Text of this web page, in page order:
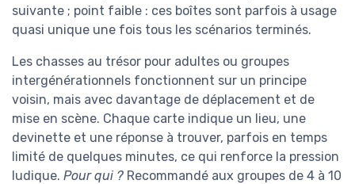
suivante ; point faible : ces boîtes sont parfois à usage
quasi unique une fois tous les scénarios terminés.
Les chasses au trésor pour adultes ou groupes
intergénérationnels fonctionnent sur un principe
voisin, mais avec davantage de déplacement et de
mise en scène. Chaque carte indique un lieu, une
devinette et une réponse à trouver, parfois en temps
limité de quelques minutes, ce qui renforce la pression
ludique. Pour qui ? Recommandé aux groupes de 4 à 10